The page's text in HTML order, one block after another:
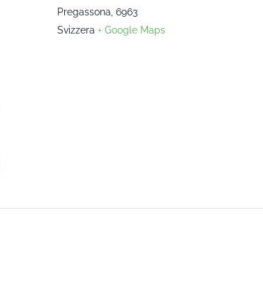
Pregassona 6963
Svizzera + Google Maps